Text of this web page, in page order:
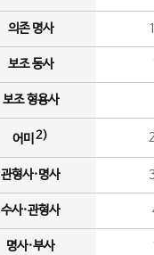
의존 명사
보조 동사
보조 형용사
어미 2)
관형사·명사
수사·관형사
명사·부사